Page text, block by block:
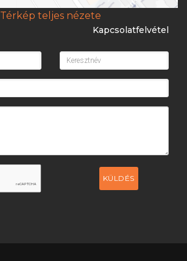
Térkép teljes nézete
Kapcsolatfelvétel
KÜLDÉS